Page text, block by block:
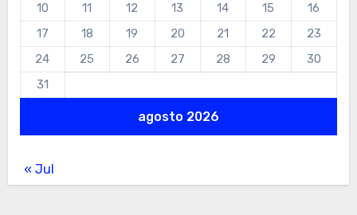
agosto 2026
10
11 12 13 14 15
16
17
18 19 20 21 22
23
24
25 26 27 28 29
30
31
« Jul